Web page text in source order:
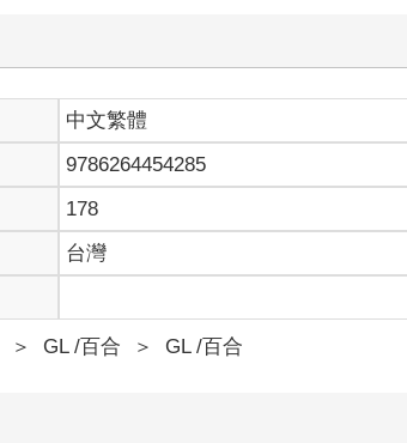
中文繁體
9786264454285
178
台灣
＞ GL /百合 ＞ GL /百合